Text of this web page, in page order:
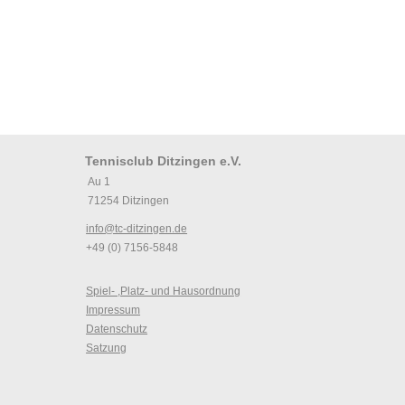
Tennisclub Ditzingen e.V.
Au 1
71254 Ditzingen
info@tc-ditzingen.de
+49 (0) 7156-5848
Spiel- ,Platz- und Hausordnung
Impressum
Datenschutz
Satzung